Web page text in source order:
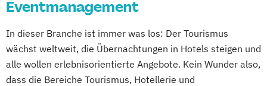
Eventmanagement
In dieser Branche ist immer was los: Der Tourismus
wächst weltweit, die Übernachtungen in Hotels steigen und
alle wollen erlebnisorientierte Angebote. Kein Wunder also,
dass die Bereiche Tourismus, Hotellerie und